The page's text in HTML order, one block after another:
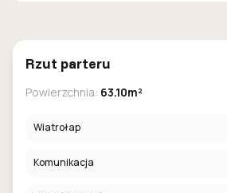
Rzut parteru
Powierzchnia: 63.10m²
Wiatrołap
Komunikacja